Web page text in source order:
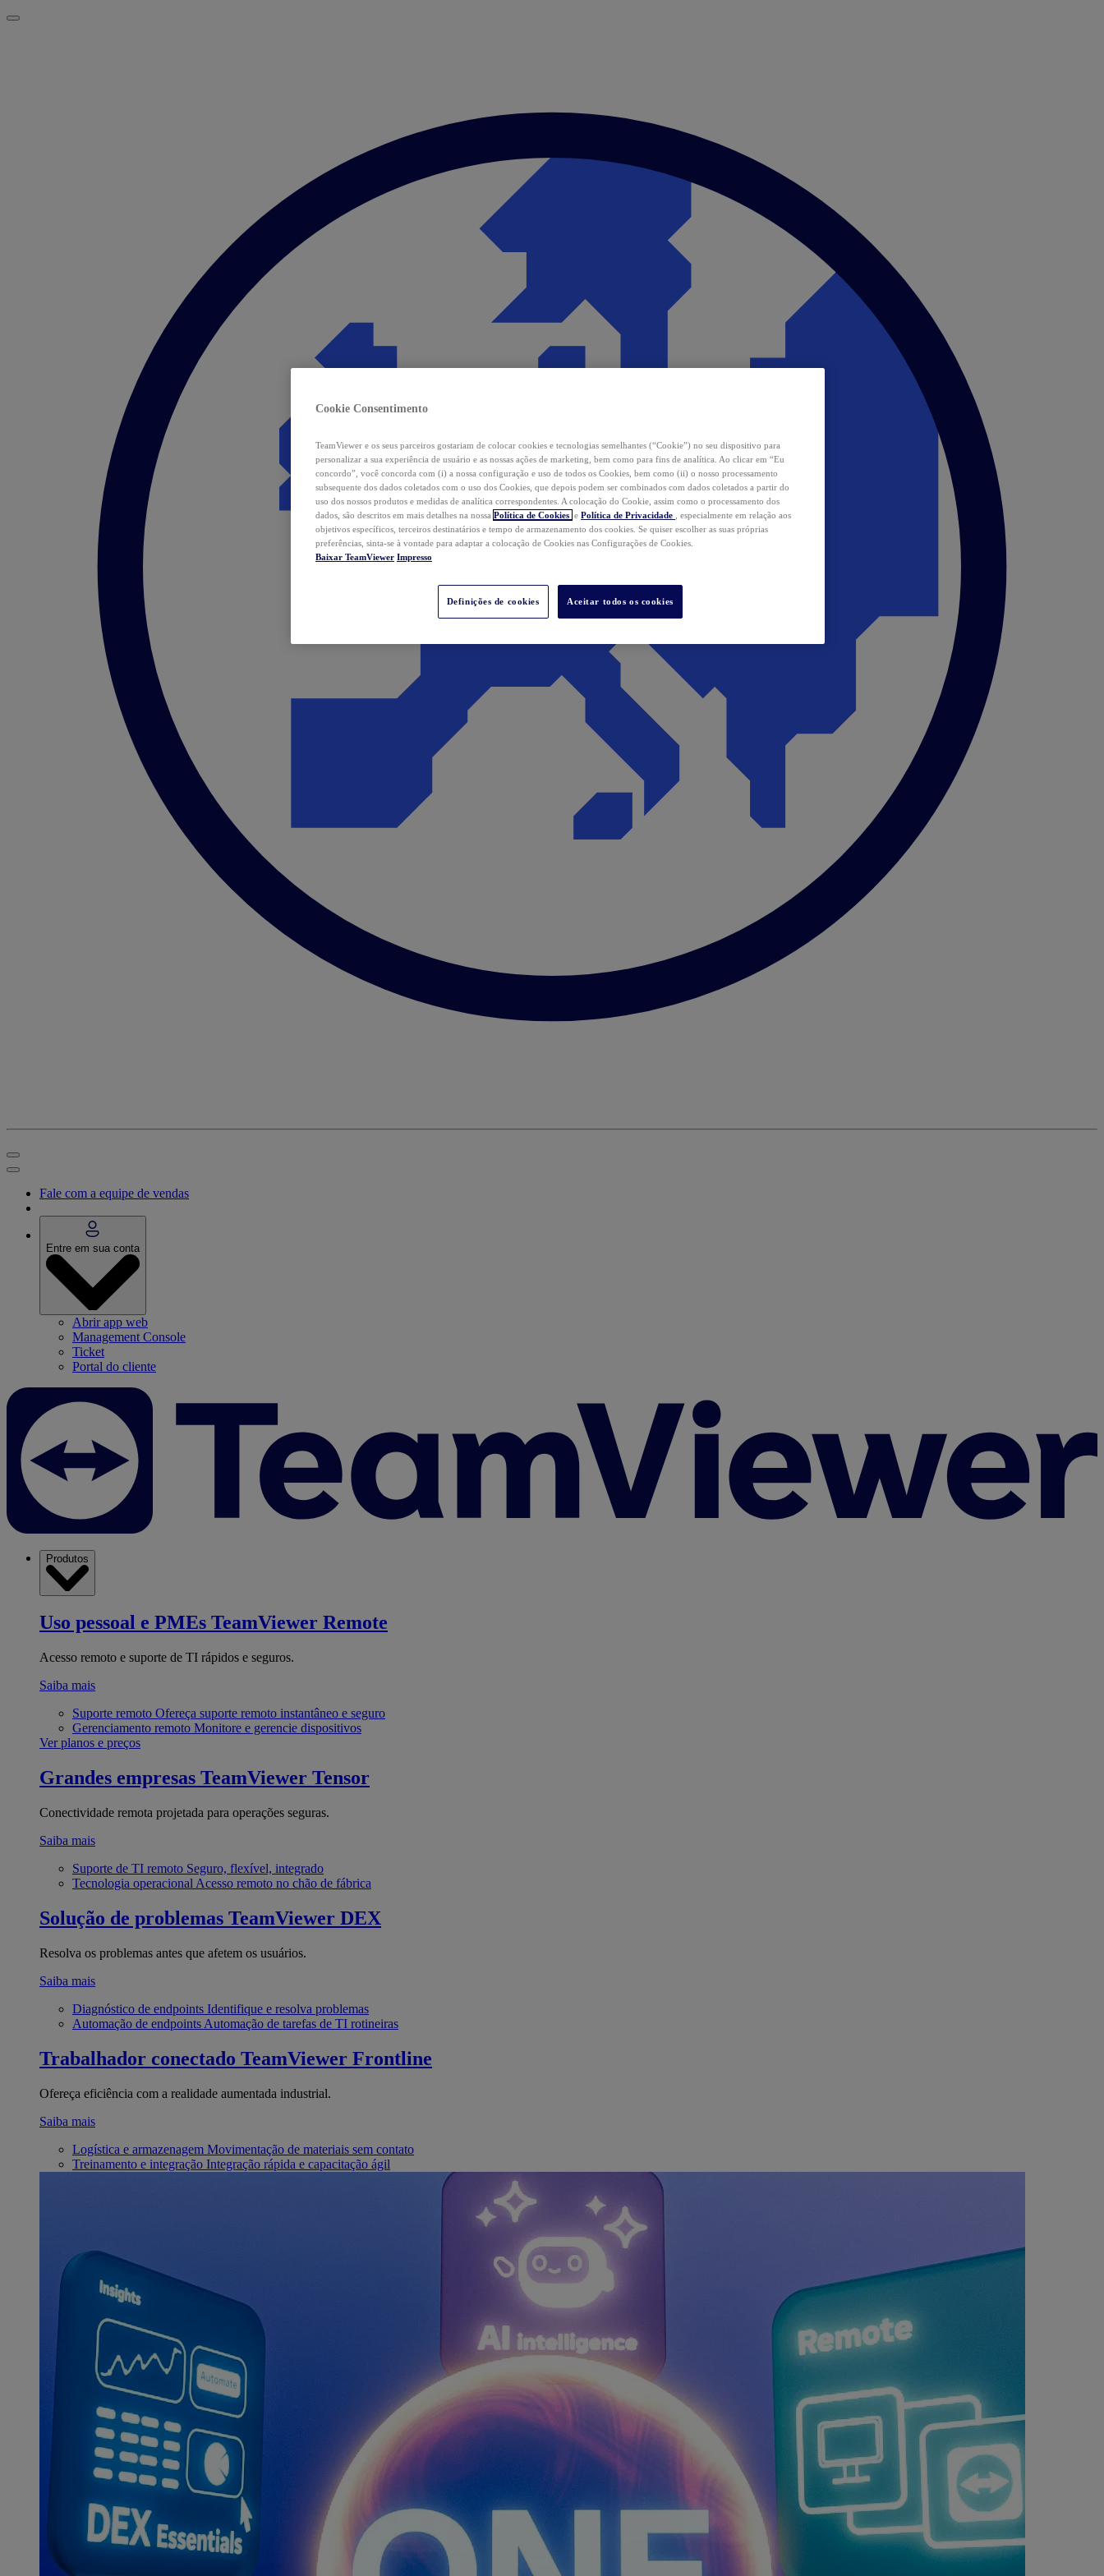
Fale com a equipe de vendas
Entre em sua conta
Abrir app web
Management Console
Ticket
Portal do cliente
Produtos
Uso pessoal e PMEs TeamViewer Remote
Acesso remoto e suporte de TI rápidos e seguros.
Saiba mais
Suporte remoto Ofereça suporte remoto instantâneo e seguro
Gerenciamento remoto Monitore e gerencie dispositivos
Ver planos e preços
Grandes empresas TeamViewer Tensor
Conectividade remota projetada para operações seguras.
Saiba mais
Suporte de TI remoto Seguro, flexível, integrado
Tecnologia operacional Acesso remoto no chão de fábrica
Solução de problemas TeamViewer DEX
Resolva os problemas antes que afetem os usuários.
Saiba mais
Diagnóstico de endpoints Identifique e resolva problemas
Automação de endpoints Automação de tarefas de TI rotineiras
Trabalhador conectado TeamViewer Frontline
Ofereça eficiência com a realidade aumentada industrial.
Saiba mais
Logística e armazenagem Movimentação de materiais sem contato
Treinamento e integração Integração rápida e capacitação ágil
Cookie Consentimento
TeamViewer e os seus parceiros gostariam de colocar cookies e tecnologias semelhantes (“Cookie”) no seu dispositivo para
personalizar a sua experiência de usuário e as nossas ações de marketing, bem como para fins de analítica. Ao clicar em “Eu
concordo”, você concorda com (i) a nossa configuração e uso de todos os Cookies, bem como (ii) o nosso processamento
subsequente dos dados coletados com o uso dos Cookies, que depois podem ser combinados com dados coletados a partir do
uso dos nossos produtos e medidas de analítica correspondentes. A colocação do Cookie, assim como o processamento dos
dados, são descritos em mais detalhes na nossa Política de Cookies e Política de Privacidade
, especialmente em relação aos
objetivos específicos, terceiros destinatários e tempo de armazenamento dos cookies. Se quiser escolher as suas próprias
preferências, sinta-se à vontade para adaptar a colocação de Cookies nas Configurações de Cookies.
Baixar TeamViewer Impresso
Definições de cookies Aceitar todos os cookies